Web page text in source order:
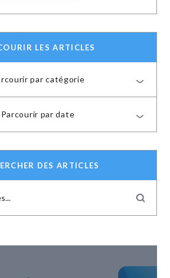
LES ARTICLES
par catégorie
Parcourir par date
DES ARTICLES